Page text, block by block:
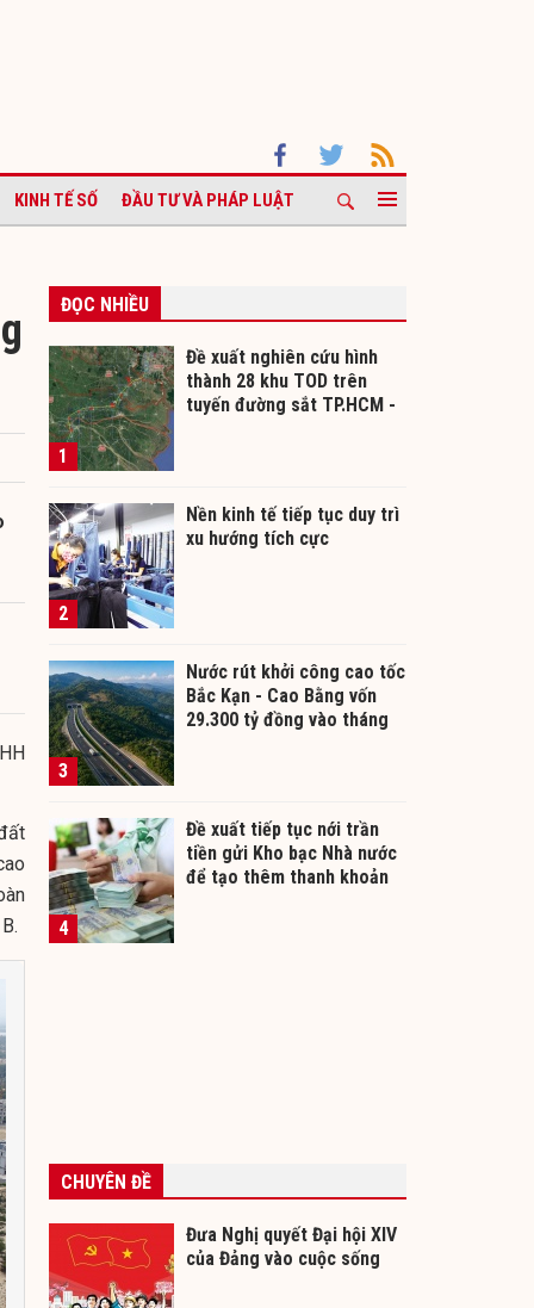
KINH TẾ SỐ ĐẦU TƯ VÀ PHÁP LUẬT
ĐỌC NHIỀU
1
Đề xuất nghiên cứu hình
thành 28 khu TOD trên
tuyến đường sắt TP.HCM -
2
Nền kinh tế tiếp tục duy trì
xu hướng tích cực
3
Nước rút khởi công cao tốc
Bắc Kạn - Cao Bằng vốn
29.300 tỷ đồng vào tháng
4
Đề xuất tiếp tục nới trần
tiền gửi Kho bạc Nhà nước
để tạo thêm thanh khoản
CHUYÊN ĐỀ
Đưa Nghị quyết Đại hội XIV
của Đảng vào cuộc sống